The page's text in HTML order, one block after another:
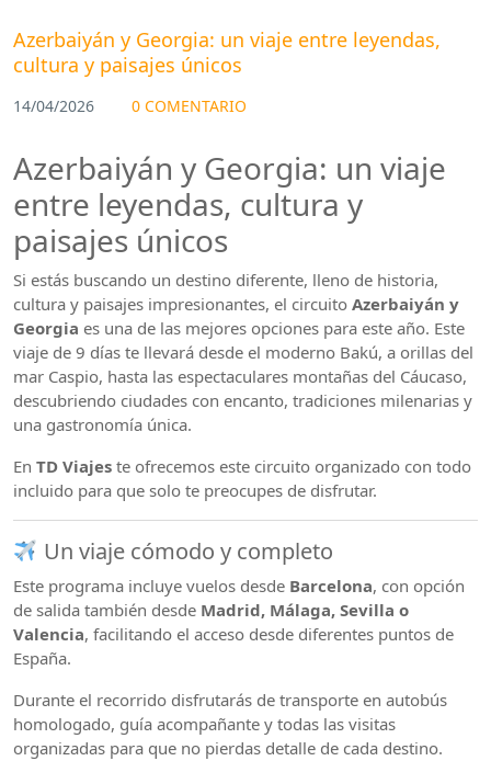
Azerbaiyán y Georgia: un viaje entre leyendas,
cultura y paisajes únicos
14/04/2026 0 COMENTARIO
Azerbaiyán y Georgia: un viaje
entre leyendas, cultura y
paisajes únicos
Si estás buscando un destino diferente, lleno de historia,
cultura y paisajes impresionantes, el circuito Azerbaiyán y
Georgia es una de las mejores opciones para este año. Este
viaje de 9 días te llevará desde el moderno Bakú, a orillas del
mar Caspio, hasta las espectaculares montañas del Cáucaso,
descubriendo ciudades con encanto, tradiciones milenarias y
una gastronomía única.
En TD Viajes te ofrecemos este circuito organizado con todo
incluido para que solo te preocupes de disfrutar.
Un viaje cómodo y completo
Este programa incluye vuelos desde Barcelona, con opción
de salida también desde Madrid, Málaga, Sevilla o
Valencia, facilitando el acceso desde diferentes puntos de
España.
Durante el recorrido disfrutarás de transporte en autobús
homologado, guía acompañante y todas las visitas
organizadas para que no pierdas detalle de cada destino.